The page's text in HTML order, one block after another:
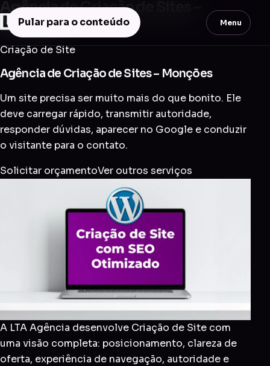
Pular para o conteúdo Menu
Agência de Criação de Sites –
Monções
Criação de Site
Agência de Criação de Sites – Monções
Um site precisa ser muito mais do que bonito. Ele
deve carregar rápido, transmitir autoridade,
responder dúvidas, aparecer no Google e conduzir
o visitante para o contato.
Solicitar orçamentoVer outros serviços
A LTA Agência desenvolve Criação de Site com
uma visão completa: posicionamento, clareza de
oferta, experiência de navegação, autoridade e